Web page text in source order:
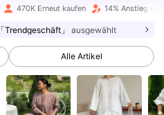
470K Erneut kaufen 14% Anstieg
「Trendgeschäft」 ausgewählt
Alle Artikel